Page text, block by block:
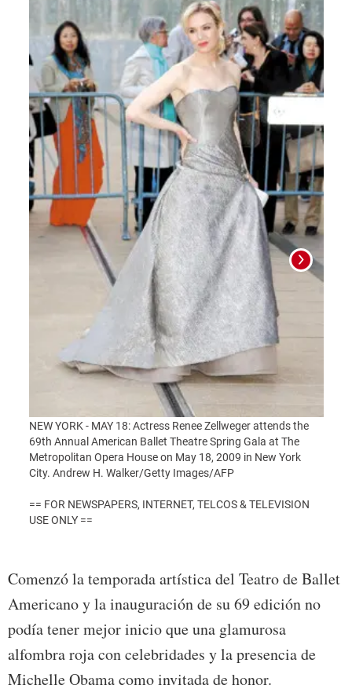
NEW YORK - MAY 18: Actress Renee Zellweger attends the
69th Annual American Ballet Theatre Spring Gala at The
Metropolitan Opera House on May 18, 2009 in New York
City. Andrew H. Walker/Getty Images/AFP
== FOR NEWSPAPERS, INTERNET, TELCOS & TELEVISION
USE ONLY ==
Comenzó la temporada artística del Teatro de Ballet
Americano y la inauguración de su 69 edición no
podía tener mejor inicio que una glamurosa
alfombra roja con celebridades y la presencia de
Michelle Obama como invitada de honor.